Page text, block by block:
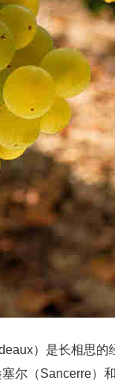
）是长相思
尔（Sancerre）